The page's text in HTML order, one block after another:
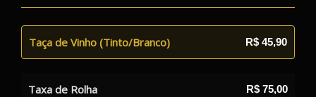
Taça de Vinho (Tinto/Branco) R$ 45,90
Taxa de Rolha R$ 75,00